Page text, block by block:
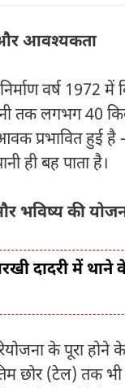
और आवश्यकता
वर्ष 1972
तक लगभग 40
प्रभावित हुई
ही बह पाता है।
भविष्य की
दादरी में थाने
के पूरा
छोर (टेल) तक भी